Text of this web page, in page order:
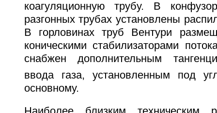
коагуляционную трубу. В
разгонных трубах установлены
В горловинах труб Вентури
коническими стабилизаторами
снабжен дополнительным
ввода газа, установленным под
основному.